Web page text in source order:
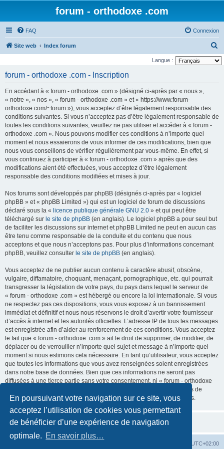
En poursuivant votre navigation sur ce site, vous
acceptez l’utilisation de cookies vous permettant
de bénéficier d’une expérience de navigation
optimale. En savoir plus…
forum - orthodoxe .com
FAQ Connexion
Site web Index forum
e
Langue :
forum - orthodoxe .com - Inscription
En accédant à « forum - orthodoxe .com » (désigné ci-après par « nous »,
« notre », « nos », « forum - orthodoxe .com » et « https://www.forum-
orthodoxe.com/~forum »), vous acceptez d’être légalement responsable des
conditions suivantes. Si vous n’acceptez pas d’être légalement responsable de
toutes les conditions suivantes, veuillez ne pas utiliser et accéder à « forum -
orthodoxe .com ». Nous pouvons modifier ces conditions à n’importe quel
moment et nous essaierons de vous informer de ces modifications, bien que
nous vous conseillons de vérifier régulièrement par vous-même. En effet, si
vous continuez à participer à « forum - orthodoxe .com » après que des
modifications aient été effectuées, vous acceptez d’être légalement
responsable des conditions modifiées et mises à jour.
Nos forums sont développés par phpBB (désignés ci-après par « logiciel
phpBB » et « phpBB Limited ») qui est un logiciel de forum de discussions
déclaré sous la « licence publique générale GNU 2.0 » et qui peut être
téléchargé sur le site de phpBB (en anglais). Le logiciel phpBB a pour seul but
de faciliter les discussions sur internet et phpBB Limited ne peut en aucun cas
être tenu comme responsable de la conduite et du contenu que nous
acceptons et que nous n’acceptons pas. Pour plus d’informations concernant
phpBB, veuillez consulter le site de phpBB (en anglais).
Vous acceptez de ne publier aucun contenu à caractère abusif, obscène,
vulgaire, diffamatoire, choquant, menaçant, pornographique, etc. qui pourrait
transgresser la législation de votre pays, du pays dans lequel le serveur de
« forum - orthodoxe .com » est hébergé ou encore la loi internationale. Si vous
ne respectez pas ces dispositions, vous vous exposez à un bannissement
immédiat et définitif et nous nous réservons le droit d’avertir votre fournisseur
d’accès à internet et les autorités officielles. L’adresse IP de tous les messages
est enregistrée afin d’aider au renforcement de ces conditions. Vous acceptez
le fait que « forum - orthodoxe .com » ait le droit de supprimer, de modifier, de
déplacer ou de verrouiller n’importe quel sujet et message à n’importe quel
moment si nous estimons cela nécessaire. En tant qu’utilisateur, vous acceptez
que toutes les informations que vous avez renseignées soient enregistrées
dans notre base de données. Bien que ces informations ne seront pas
diffusées à une tierce partie sans votre consentement, ni « forum - orthodoxe
.com », ni phpBB, ne pourront être tenus comme responsables en cas de
tentative de piratage informatique visant à compromettre vos données.
UTC+02:00